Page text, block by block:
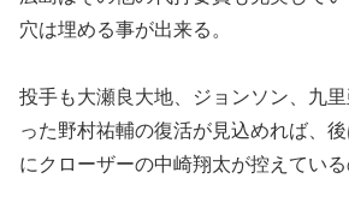
穴は埋める事が出来る。
投手も大瀬良大地、ジョンソン、九
った野村祐輔の復活が見込めれば、
にクローザーの中崎翔太が控えている